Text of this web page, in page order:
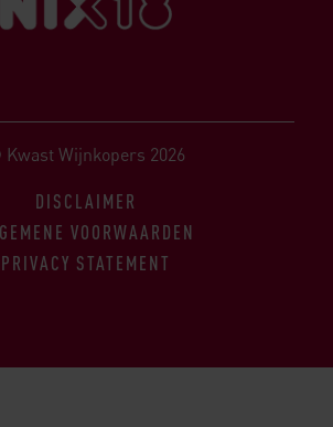
Wijnkopers 2026
DISCLAIMER
VOORWAARDEN
PRIVACY STATEMENT